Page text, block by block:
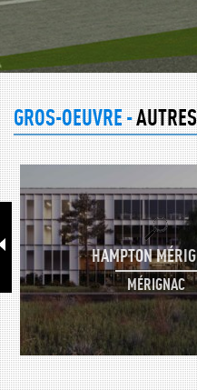
GROS-OEUVRE -
HAMPTON
MÉRIGNAC